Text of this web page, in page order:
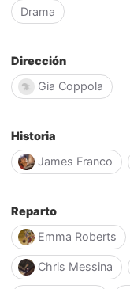
Drama
Dirección
Gia Coppola
Historia
James Franco
Reparto
Emma Roberts
Chris Messina